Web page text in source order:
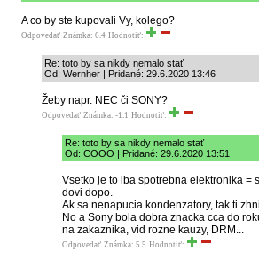
A co by ste kupovali Vy, kolego?
Odpovedať Známka: 6.4 Hodnotiť:
Re: toto by sa nikdy nemalo stať
Od: Wernher | Pridané: 29.6.2020 13:46
Žeby napr. NEC či SONY?
Odpovedať Známka: -1.1 Hodnotiť:
Re: toto by sa nikdy nemalo stať
Od: COOO | Pridané: 29.6.2020 13:51
Vsetko je to iba spotrebna elektronika =
dovi dopo.
Ak sa nenapucia kondenzatory, tak ti
No a Sony bola dobra znacka cca do
na zakaznika, vid rozne kauzy, DRM...
Odpovedať Známka: 5.5 Hodnotiť: